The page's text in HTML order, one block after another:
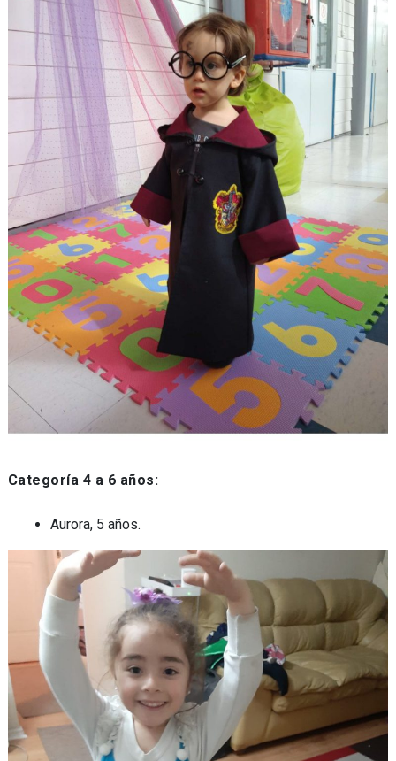
Categoría 4 a 6 años:
Aurora, 5 años.